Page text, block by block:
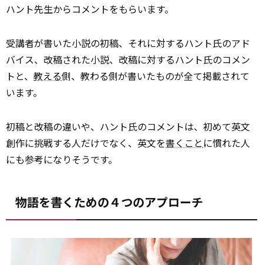
ハント先生からコメントをもらいます。
受講者が書いた小説の初稿、それに対するハント氏のアド
バイス、改稿された小説、改稿に対するハント氏のコメン
トと、 教える側、教わる側が書いたものが全て掲載されて
います。
初稿と改稿の違いや、ハント氏のコメントは、初めて英文
創作に挑戦する人だけでなく、英文を書くこと に慣れた人
にも参考になりそうです。
物語を書くための４つのアプローチ